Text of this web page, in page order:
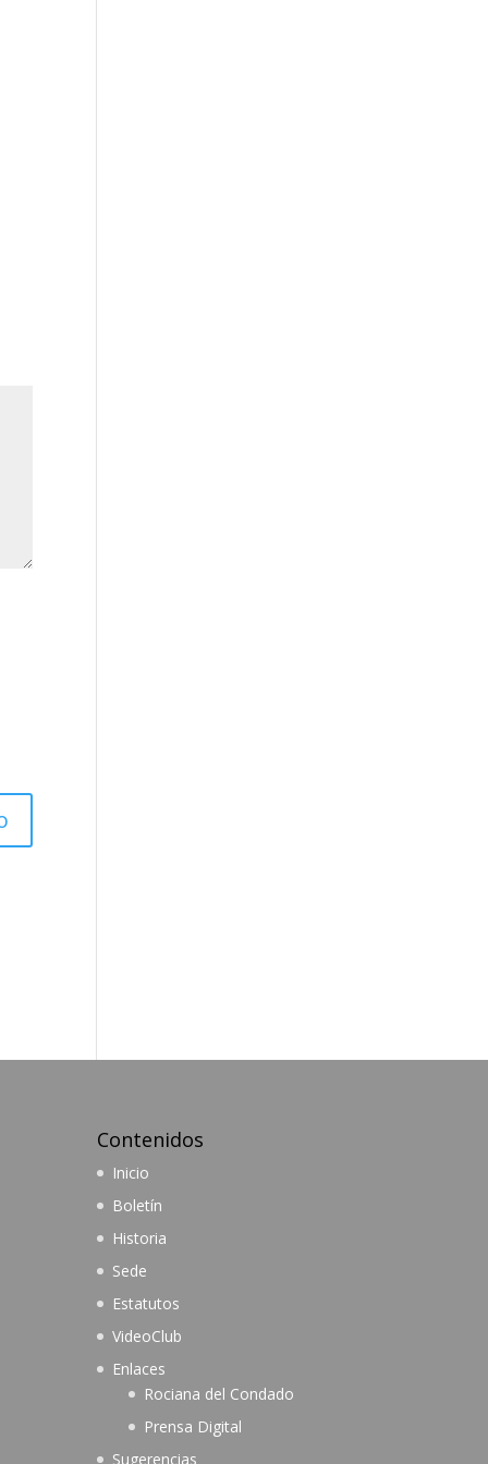
Contenidos
Inicio
Boletín
Historia
Sede
Estatutos
VideoClub
Enlaces
Rociana del Condado
Prensa Digital
Sugerencias